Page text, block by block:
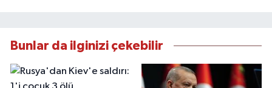
Bunlar da ilginizi çekebilir